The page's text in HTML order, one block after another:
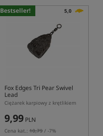
Bestseller! 5,0
Fox Edges Tri Pear Swivel
Lead
Ciężarek karpiowy z krętlikiem
9,99 PLN
Cena kat.: 10,79 / -7%